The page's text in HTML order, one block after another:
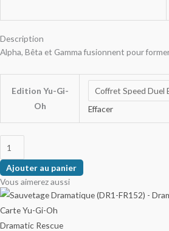
Description
Alpha, Bêta et Gamma fusionnent pour
Edition Yu-Gi-
Oh
Effacer
Ajouter au panier
Vous aimerez aussi
Dramatic Rescue